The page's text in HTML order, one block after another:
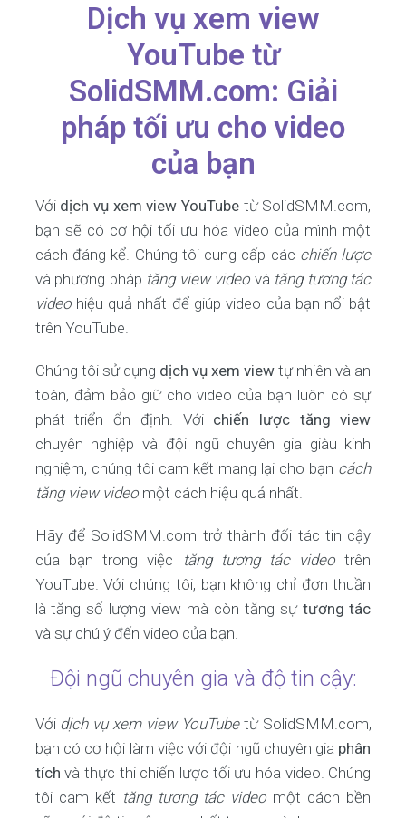
Dịch vụ xem view
YouTube từ
SolidSMM.com: Giải
pháp tối ưu cho video
của bạn
Với dịch vụ xem view YouTube từ SolidSMM.com,
bạn sẽ có cơ hội tối ưu hóa video của mình một
cách đáng kể. Chúng tôi cung cấp các chiến lược
và phương pháp tăng view video và tăng tương tác
videohiệu quả nhất để giúp video của bạn nổi bật
trên YouTube.
Chúng tôi sử dụng dịch vụ xem view tự nhiên và an
toàn, đảm bảo giữ cho video của bạn luôn có sự
phát triển ổn định. Với chiến lược tăng view
chuyên nghiệp và đội ngũ chuyên gia giàu kinh
nghiệm, chúng tôi cam kết mang lại cho bạn cách
tăng view videomột cách hiệu quả nhất.
Hãy để SolidSMM.com trở thành đối tác tin cậy
của bạn trong việc
tăng tương tác video trên
YouTube. Với chúng tôi, bạn không chỉ đơn thuần
là tăng số lượng view mà còn tăng sự tương tác
và sự chú ý đến video của bạn.
Đội ngũ chuyên gia và độ tin cậy:
Với dịch vụ xem view YouTubetừ SolidSMM.com,
bạn có cơ hội làm việc với đội ngũ chuyên gia phân
tích và thực thi chiến lược tối ưu hóa video. Chúng
tôi cam kết tăng tương tác video một cách bền